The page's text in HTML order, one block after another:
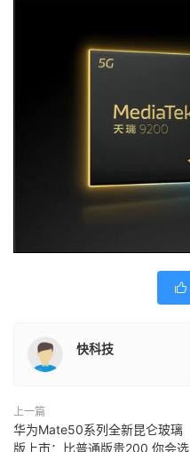

快科技
上一篇
华为Mate50系列全新昆仑玻璃
版上市：比普通版贵200 你会选